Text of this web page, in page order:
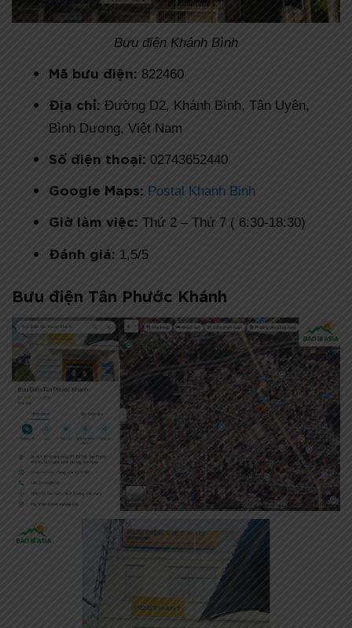
Bưu điện Khánh Bình
Mã bưu điện: 822460
Địa chỉ:Đường D2, Khánh Bình, Tân Uyên,
Bình Dương, Việt Nam
Số điện thoại:02743652440
Google Maps: Postal Khanh Binh
Giờ làm việc: Thứ 2 – Thứ 7 ( 6:30-18:30)
Đánh giá: 1,5/5
Bưu điện Tân Phước Khánh